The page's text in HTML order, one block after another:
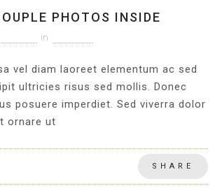
PHOTOS INSIDE
in
vel diam laoreet elementum ac sed
ultricies risus sed mollis. Donec
posuere imperdiet. Sed viverra dolor
ornare ut
SHARE